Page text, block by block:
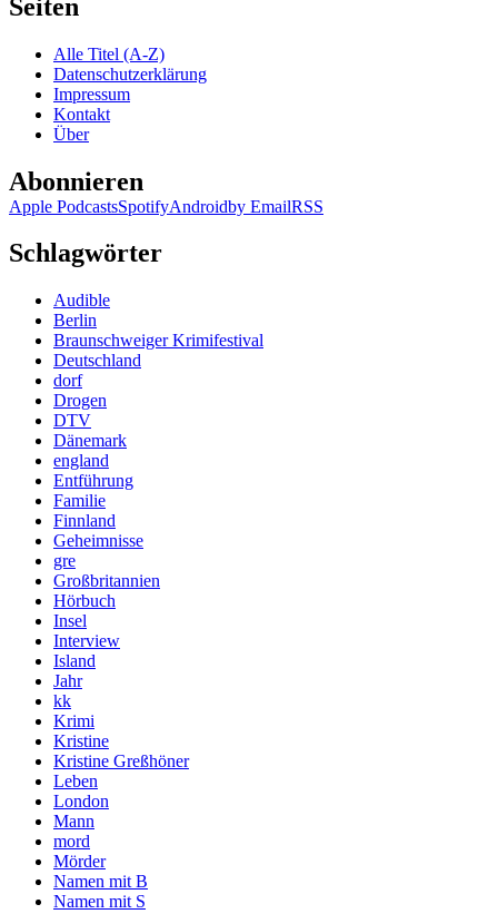
Seiten
Alle Titel (A-Z)
Datenschutzerklärung
Impressum
Kontakt
Über
Abonnieren
Apple PodcastsSpotifyAndroidby EmailRSS
Schlagwörter
Audible
Berlin
Braunschweiger Krimifestival
Deutschland
dorf
Drogen
DTV
Dänemark
england
Entführung
Familie
Finnland
Geheimnisse
gre
Großbritannien
Hörbuch
Insel
Interview
Island
Jahr
kk
Krimi
Kristine
Kristine Greßhöner
Leben
London
Mann
mord
Mörder
Namen mit B
Namen mit S